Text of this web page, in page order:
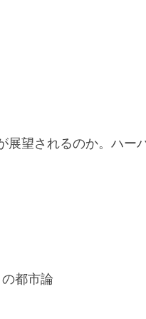
望されるのか。ハー
都市論